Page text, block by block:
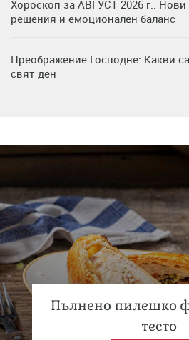
Хороскоп за АВГУСТ 2026 г.:
решения и емоционален баланс
Преображение Господне: Какви
свят ден
Кортни Кокс и Джим Къртис
Пълнено пилешко
тесто